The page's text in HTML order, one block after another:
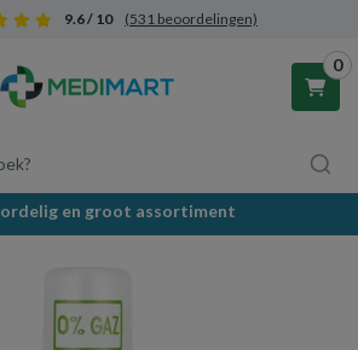
9.6 / 10 (531 beoordelingen)
0
winkelwagen is leeg.
en groot assortiment